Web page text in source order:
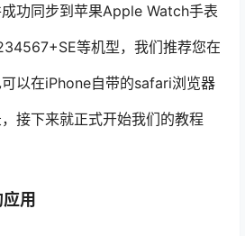
功同步到苹果Apple Watch手表
等机型，我们推荐您在
以在iPhone自带的safari浏览器
接下来就正式开始我们的教程
用